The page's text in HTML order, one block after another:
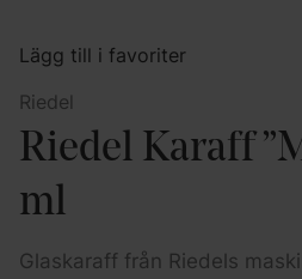
Lägg till i favoriter
Riedel
Riedel Karaff
ml
Glaskaraff från Riedels